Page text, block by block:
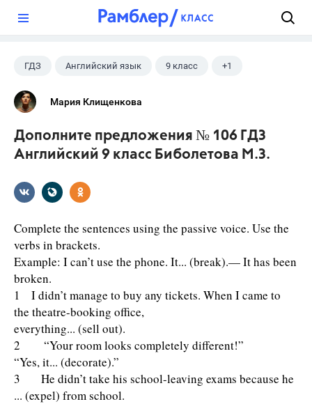
ГДЗ Английский язык 9 класс +1
Биболетова М. З.
Мария Клищенкова
Дополните предложения № 106 ГДЗ
Английский 9 класс Биболетова М.З.
Complete the sentences using the passive voice. Use the
verbs in brackets.
Example: I can’t use the phone. It... (break).— It has been
broken.
1 I didn’t manage to buy any tickets. When I came to
the theatre-booking office,
everything... (sell out).
2 “Your room looks completely different!”
“Yes, it... (decorate).”
3 He didn’t take his school-leaving exams because he
... (expel) from school.